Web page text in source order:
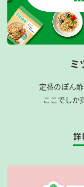
ミ
定番のぽん
ここでしか
詳